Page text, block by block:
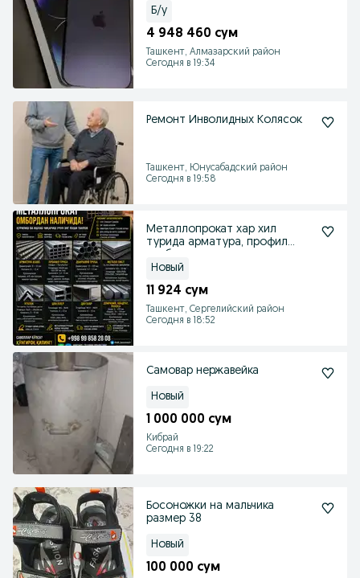
Б/у
4 948 460 сум
Ташкент, Алмазарский район
Сегодня в 19:34
Ремонт Инволидных Колясок
Ташкент, Юнусабадский район
Сегодня в 19:58
Металлопрокат хар хил
турида арматура, профил
Новый
11 924 сум
Ташкент, Сергелийский район
Сегодня в 18:52
Самовар нержавейка
Новый
1 000 000 сум
Кибрай
Сегодня в 19:22
Босоножки на мальчика
размер 38
Новый
100 000 сум